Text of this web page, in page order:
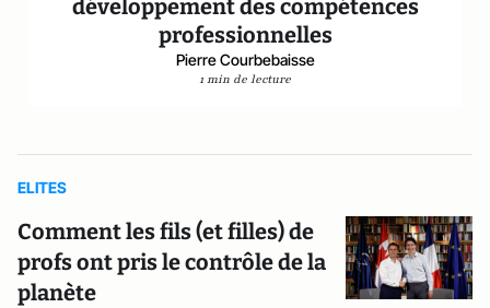
développement des compétences
professionnelles
Pierre Courbebaisse
1 min de lecture
ELITES
Comment les fils (et filles) de
profs ont pris le contrôle de la
planète